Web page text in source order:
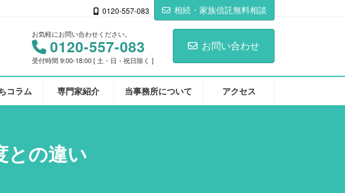
0120-557-083 相続・家族信託無料相談
お気軽にお問い合わせください。
0120-557-083
受付時間 9:00-18:00 [ 土・日・祝日除く ]
お問い合わせ
コラム 専門家紹介 当事務所について アクセス
との違い